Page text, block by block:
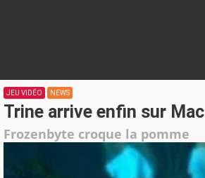
JEU VIDÉO NEWS
Trine arrive enfin sur Mac
Frozenbyte croque la pomme